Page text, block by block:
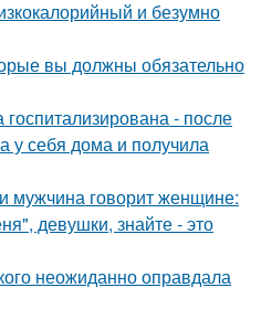
и безумно
вы должны обязательно
- после
у себя дома и получила
мужчина говорит женщине:
девушки, знайте - это
неожиданно оправдала